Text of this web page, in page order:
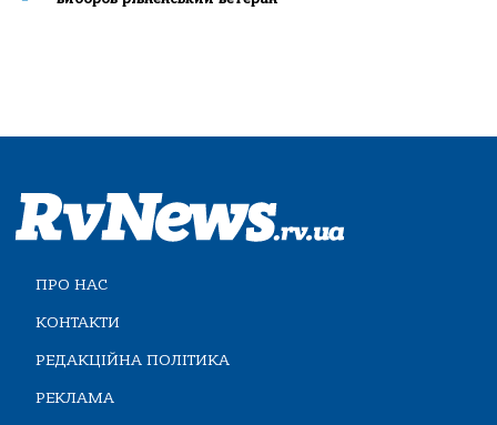
ПРО НАС
КОНТАКТИ
РЕДАКЦІЙНА ПОЛІТИКА
РЕКЛАМА